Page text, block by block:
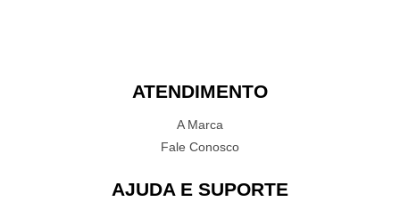
ATENDIMENTO
A Marca
Fale Conosco
AJUDA E SUPORTE